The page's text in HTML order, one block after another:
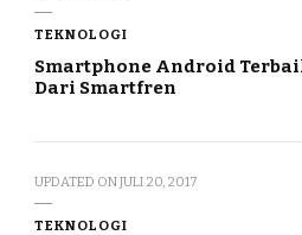
TEKNOLOGI
Smartphone Android
Dari Smartfren
UPDATED ONJULI 20, 2017
TEKNOLOGI